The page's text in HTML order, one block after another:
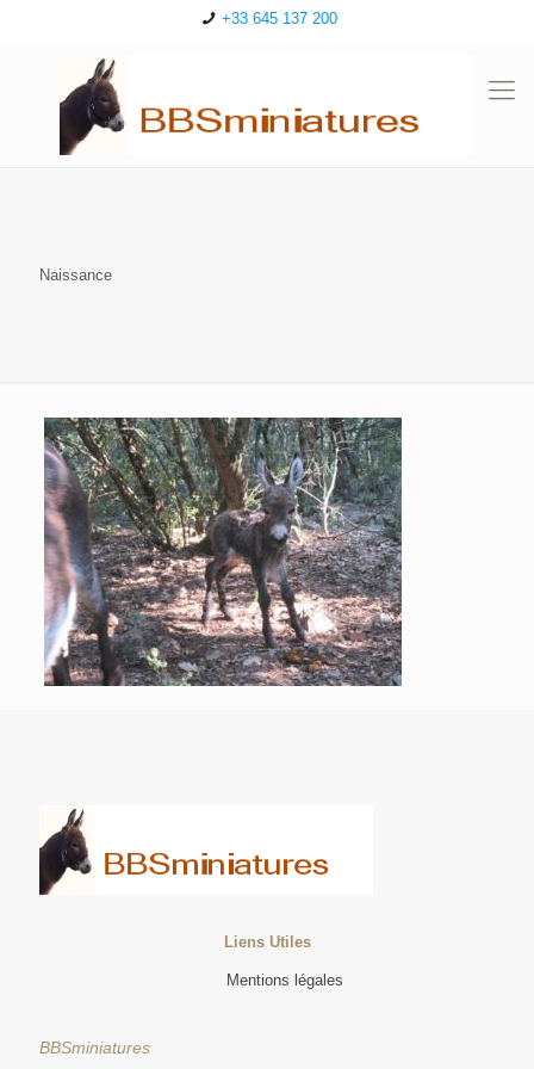
+33 645 137 200
Naissance
Liens Utiles
Mentions légales
BBSminiatures